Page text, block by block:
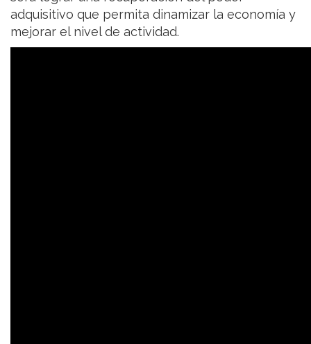
adquisitivo que permita dinamizar la economía y
mejorar el nivel de actividad.